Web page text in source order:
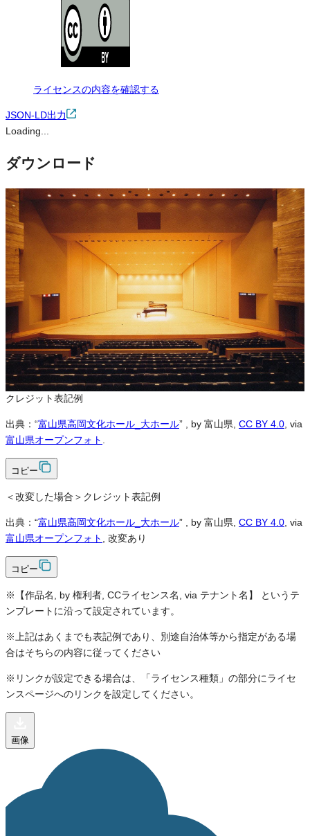
ライセンスの内容を確認する
JSON-LD出力
Loading...
ダウンロード
この画像は、営利・非営利を問わずご利用いただけます。トリミン
グ・色変更などの改変も可能です。クレジット表記は必須です。
※本サイトの利用規約 も適用されます。
営利利用
可
改変
可
クレジット表記
必須
クレジット表記例
出典：“富山県高岡文化ホール_大ホール” , by 富山県, CC BY 4.0 , via
富山県オープンフォト
コピー
＜改変した場合＞クレジット表記例
出典：“富山県高岡文化ホール_大ホール” , by 富山県, CC BY 4.0 , via
富山県オープンフォト
, 改変あり
コピー
※【作品名, by 権利者, CCライセンス名, via テナント名】 というテ
ンプレートに沿って設定されています。
※上記はあくまでも表記例であり、別途自治体等から指定がある場
合はそちらの内容に従ってください
※リンクが設定できる場合は、「ライセンス種類」の部分にライセ
ンスページへのリンクを設定してください。
画像